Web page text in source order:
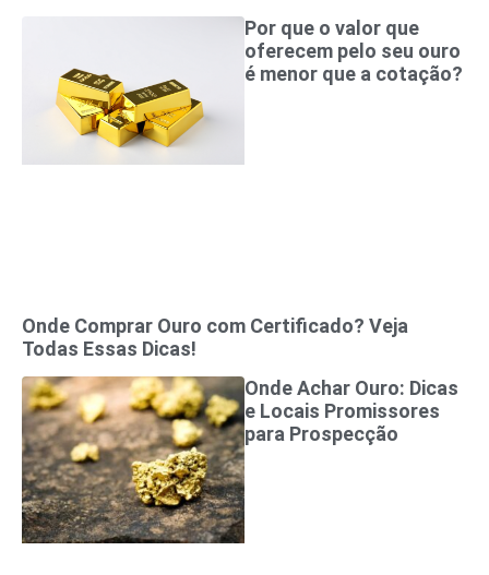
Por que o valor que
oferecem pelo seu ouro
é menor que a cotação?
Onde Comprar Ouro com Certificado? Veja
Todas Essas Dicas!
Onde Achar Ouro: Dicas
e Locais Promissores
para Prospecção